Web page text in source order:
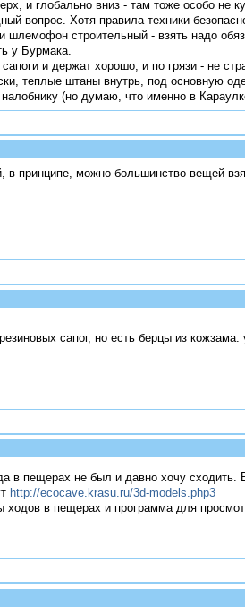
и глобально вниз - там тоже особо не
вопрос. Хотя правила техники
шлемофон строительный - взять надо
у Бурмака.
и держат хорошо, и по грязи - не
теплые штаны внутрь, под основную
(но думаю, что именно в
в принципе, можно большинство вещей
сапог, но есть берцы из
в пещерах не был и давно хочу сходить.
http://ecocave.krasu.ru/3d-models.php3
ходов в пещерах и программа для